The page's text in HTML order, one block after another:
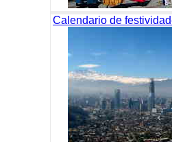
Calendario de